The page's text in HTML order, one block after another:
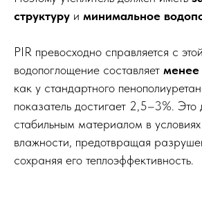
структуру и минимальное
PIR превосходно справляется с
водопоглощение составляет менее
как у стандартного
показатель достигает 2,5–3%. Это
стабильным материалом в
влажности, предотвращая
сохраняя его теплоэффективность.